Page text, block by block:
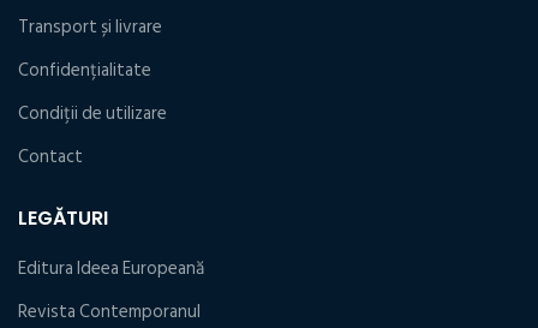
Transport și livrare
Confidențialitate
Condiţii de utilizare
Contact
LEGĂTURI
Editura Ideea Europeană
Revista Contemporanul